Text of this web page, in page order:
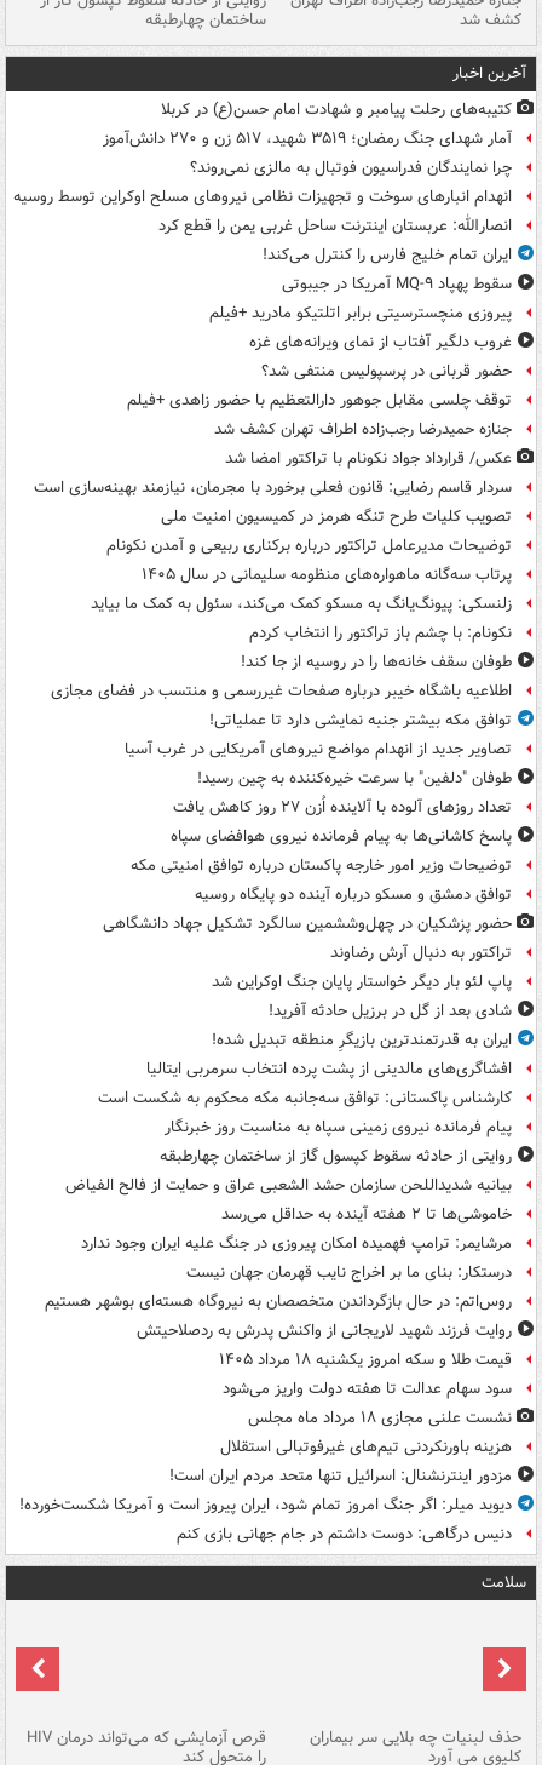
کشف شد ساختمان چهارطبقه
آخرین اخبار
کتیبه‌های رحلت پیامبر و شهادت امام حسن(ع) در کربلا
آمار شهدای جنگ رمضان؛ ۳۵۱۹ شهید، ۵۱۷ زن و ۲۷۰ دانش‌آموز
چرا نمایندگان فدراسیون فوتبال به مالزی نمی‌روند؟
انهدام انبارهای سوخت و تجهیزات نظامی نیروهای مسلح اوکراین توسط روسیه
انصارالله: عربستان اینترنت ساحل غربی یمن را قطع کرد
ایران تمام خلیج فارس را کنترل می‌کند!
سقوط پهپاد MQ-۹ آمریکا در جیبوتی
پیروزی منچسترسیتی برابر اتلتیکو مادرید +فیلم
غروب دلگیر آفتاب از نمای ویرانه‌های غزه
حضور قربانی در پرسپولیس منتفی شد؟
توقف چلسی مقابل جوهور دارالتعظیم با حضور زاهدی +فیلم
جنازه حمیدرضا رجب‌زاده اطراف تهران کشف شد
عکس/ قرارداد جواد نکونام با تراکتور امضا شد
سردار قاسم رضایی: قانون فعلی برخورد با مجرمان، نیازمند بهینه‌سازی است
تصویب کلیات طرح تنگه هرمز در کمیسیون امنیت ملی
توضیحات مدیرعامل تراکتور درباره برکناری ربیعی و آمدن نکونام
پرتاب سه‌گانه ماهواره‌های منظومه سلیمانی در سال ۱۴۰۵
زلنسکی: پیونگ‌یانگ به مسکو کمک می‌کند، سئول به کمک ما بیاید
نکونام: با چشم باز تراکتور را انتخاب کردم
طوفان سقف خانه‌ها را در روسیه از جا ‌کند!
اطلاعیه باشگاه خیبر درباره صفحات غیررسمی و منتسب در فضای مجازی
توافق مکه بیشتر جنبه نمایشی دارد تا عملیاتی!
تصاویر جدید از انهدام مواضع نیروهای آمریکایی در غرب آسیا
طوفان "دلفین" با سرعت خیره‌کننده به چین رسید!
تعداد روزهای آلوده با آلاینده اُزن ۲۷ روز کاهش یافت
پاسخ کاشانی‌ها به پیام فرمانده نیروی هوافضای سپاه
توضیحات وزیر امور خارجه پاکستان درباره توافق امنیتی مکه
توافق دمشق و مسکو درباره آینده دو پایگاه روسیه
حضور پزشکیان در چهل‌وششمین سالگرد تشکیل جهاد دانشگاهی
تراکتور به دنبال آرش رضاوند
پاپ لئو بار دیگر خواستار پایان جنگ اوکراین شد
شادی بعد از گل در برزیل حادثه آفرید!
ایران به قدرتمندترین بازیگرِ منطقه تبدیل شده!
افشاگری‌های مالدینی از پشت پرده انتخاب سرمربی ایتالیا
کارشناس پاکستانی: توافق سه‌جانبه مکه محکوم به شکست است
پیام فرمانده نیروی زمینی سپاه به مناسبت روز خبرنگار
روایتی از حادثه سقوط کپسول گاز از ساختمان چهارطبقه
بیانیه شدیداللحن سازمان حشد الشعبی عراق و حمایت از فالح الفیاض
خاموشی‌ها تا ۲ هفته آینده به حداقل می‌رسد
مرشایمر: ترامپ فهمیده امکان پیروزی در جنگ علیه ایران وجود ندارد
درستکار: بنای ما بر اخراج نایب قهرمان جهان نیست
روس‌اتم: در حال بازگرداندن متخصصان به نیروگاه هسته‌ای بوشهر هستیم
روایت فرزند شهید لاریجانی از واکنش پدرش به ردصلاحیتش
قیمت طلا و سکه امروز یکشنبه ۱۸ مرداد ۱۴۰۵
سود سهام عدالت تا هفته دولت واریز می‌شود
نشست علنی مجازی ۱۸ مرداد ماه مجلس
هزینه باورنکردنی تیم‌های غیرفوتبالی استقلال
مزدور اینترنشنال: اسرائیل تنها متحد مردم ایران است!
دیوید میلر: اگر جنگ امروز تمام شود، ایران پیروز است و آمریکا شکست‌خورده!
دنیس درگاهی: دوست داشتم در جام جهانی بازی کنم
سلامت
حذف لبنیات چه بلایی سر بیماران
کلیوی می آورد
قرص آزمایشی که می‌تواند درمان HIV
را متحول کند